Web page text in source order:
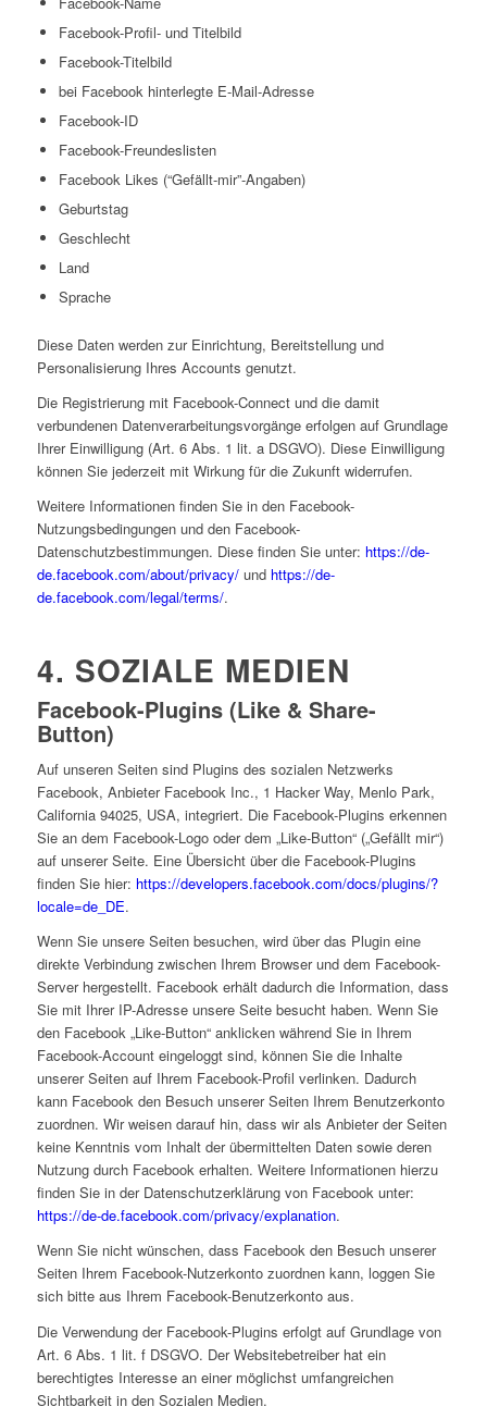
Facebook-Profil- und Titelbild
Facebook-Titelbild
bei Facebook hinterlegte E-Mail-Adresse
Facebook-ID
Facebook-Freundeslisten
Facebook Likes (“Gefällt-mir”-Angaben)
Geburtstag
Geschlecht
Land
Sprache
Diese Daten werden zur Einrichtung, Bereitstellung und
Personalisierung Ihres Accounts genutzt.
Die Registrierung mit Facebook-Connect und die damit
verbundenen Datenverarbeitungsvorgänge erfolgen auf Grundlage
Ihrer Einwilligung (Art. 6 Abs. 1 lit. a DSGVO). Diese Einwilligung
können Sie jederzeit mit Wirkung für die Zukunft widerrufen.
Weitere Informationen finden Sie in den Facebook-
Nutzungsbedingungen und den Facebook-
Datenschutzbestimmungen. Diese finden Sie unter: https://de-
de.facebook.com/about/privacy/und https://de-
de.facebook.com/legal/terms/.
4. SOZIALE MEDIEN
Facebook-Plugins (Like & Share-
Button)
Auf unseren Seiten sind Plugins des sozialen Netzwerks
Facebook, Anbieter Facebook Inc., 1 Hacker Way, Menlo Park,
California 94025, USA, integriert. Die Facebook-Plugins erkennen
Sie an dem Facebook-Logo oder dem „Like-Button“ („Gefällt mir“)
auf unserer Seite. Eine Übersicht über die Facebook-Plugins
finden Sie hier: https://developers.facebook.com/docs/plugins/?
locale=de_DE.
Wenn Sie unsere Seiten besuchen, wird über das Plugin eine
direkte Verbindung zwischen Ihrem Browser und dem Facebook-
Server hergestellt. Facebook erhält dadurch die Information, dass
Sie mit Ihrer IP-Adresse unsere Seite besucht haben. Wenn Sie
den Facebook „Like-Button“ anklicken während Sie in Ihrem
Facebook-Account eingeloggt sind, können Sie die Inhalte
unserer Seiten auf Ihrem Facebook-Profil verlinken. Dadurch
kann Facebook den Besuch unserer Seiten Ihrem Benutzerkonto
zuordnen. Wir weisen darauf hin, dass wir als Anbieter der Seiten
keine Kenntnis vom Inhalt der übermittelten Daten sowie deren
Nutzung durch Facebook erhalten. Weitere Informationen hierzu
finden Sie in der Datenschutzerklärung von Facebook unter:
https://de-de.facebook.com/privacy/explanation.
Wenn Sie nicht wünschen, dass Facebook den Besuch unserer
Seiten Ihrem Facebook-Nutzerkonto zuordnen kann, loggen Sie
sich bitte aus Ihrem Facebook-Benutzerkonto aus.
Die Verwendung der Facebook-Plugins erfolgt auf Grundlage von
Art. 6 Abs. 1 lit. f DSGVO. Der Websitebetreiber hat ein
berechtigtes Interesse an einer möglichst umfangreichen
Sichtbarkeit in den Sozialen Medien.